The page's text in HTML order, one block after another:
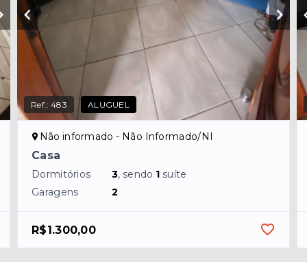
Ref.:483 ALUGUEL
Não informado - Não Informado/NI
Casa
Dormitórios 3, sendo 1 suíte
Garagens
2
R$1.300,00